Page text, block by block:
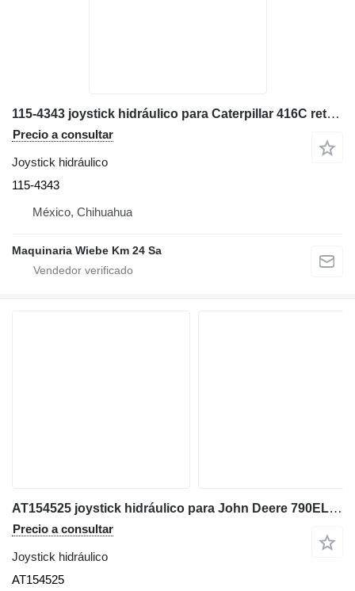
115-4343 joystick hidráulico para Caterpillar 416C retroexcavadora
Precio a consultar
Joystick hidráulico
115-4343
México, Chihuahua
Maquinaria Wiebe Km 24 Sa
AT154525 joystick hidráulico para John Deere 790ELC excavadora
Precio a consultar
Joystick hidráulico
AT154525